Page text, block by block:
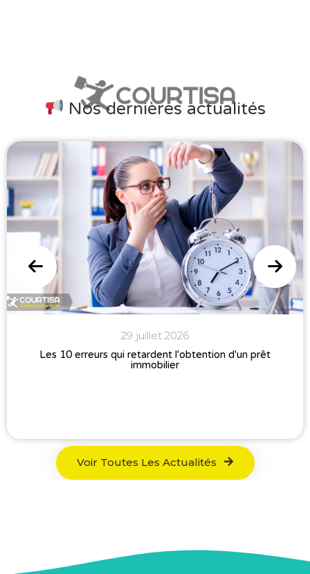
Nos dernières actualités
29 juillet 2026
Les 10 erreurs qui retardent l'obtention d'un prêt
immobilier
Voir Toutes Les Actualités